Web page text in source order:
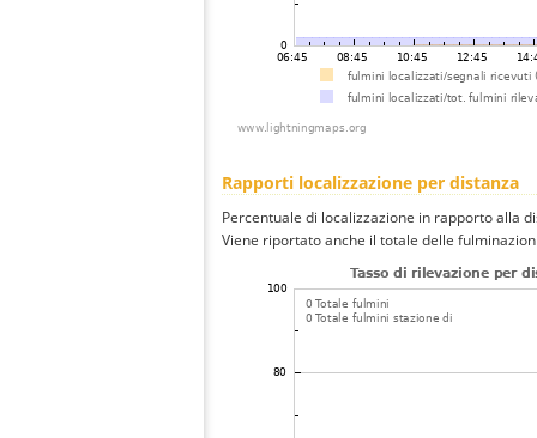
Rapporti localizzazione per distanza
Percentuale di localizzazione in rapporto alla
Viene riportato anche il totale delle